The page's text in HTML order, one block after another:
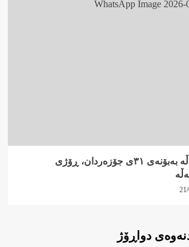
‍ بەیاننامەی کۆمەڵە بەبۆنەی ٣١ی جۆزەردان، ڕۆژی
دواڕۆژ